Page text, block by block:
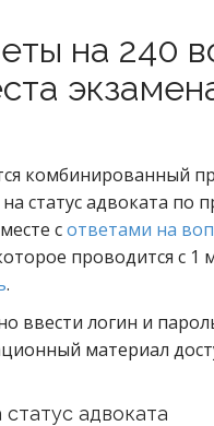
на 240
комбинированный
статус адвоката по
сответами на
проводится с 1
.
ввести логин и
материал
адвоката